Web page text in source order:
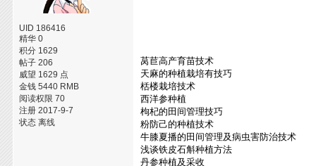
UID 186416
精华 0
积分 1629
帖子 206
威望 1629 点
金钱 5440 RMB
阅读权限 70
注册 2017-9-7
状态 离线
莴苣高产育苗技术
天麻的种植栽培有技巧
栝楼栽培技术
西洋参种植
枸杞的田间管理技巧
粉防己的种植技术
牛膝夏播的田间管理及病虫害防治技术
浅谈铁皮石斛种植方法
丹参种植及采收